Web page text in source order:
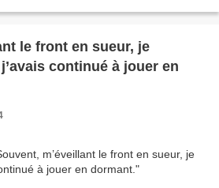
le front en sueur, je
continué à jouer en